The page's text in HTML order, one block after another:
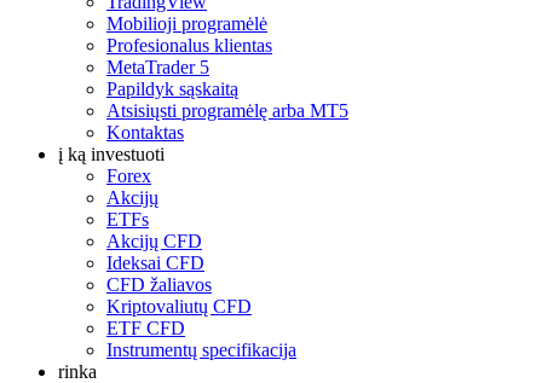
Mobilioji programėlė
Profesionalus klientas
MetaTrader 5
Papildyk sąskaitą
Atsisiųsti programėlę arba MT5
Kontaktas
į ką investuoti
Forex
Akcijų
ETFs
Akcijų CFD
Ideksai CFD
CFD žaliavos
Kriptovaliutų CFD
ETF CFD
Instrumentų specifikacija
rinka